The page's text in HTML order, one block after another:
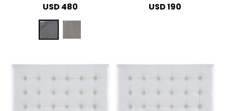
USD 480 USD190